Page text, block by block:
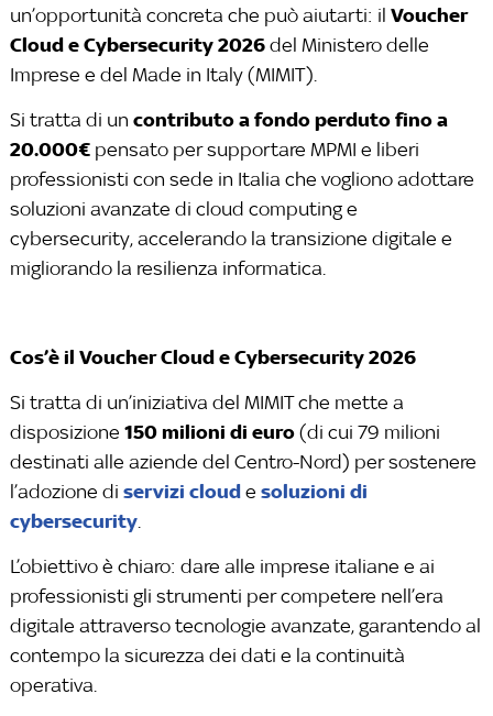
un’opportunità concreta che può aiutarti: il Voucher
Cloud e Cybersecurity 2026del Ministero delle
Imprese e del Made in Italy (MIMIT).
Si tratta di un contributo a fondo perduto fino a
20.000€pensato per supportare MPMI e liberi
professionisti con sede in Italia che vogliono adottare
soluzioni avanzate di cloud computing e
cybersecurity, accelerando la transizione digitale e
migliorando la resilienza informatica.
Cos’è il Voucher Cloud e Cybersecurity 2026
Si tratta di un’iniziativa del MIMIT che mette a
disposizione 150 milioni di euro(di cui 79 milioni
destinati alle aziende del Centro-Nord) per sostenere
l’adozione di servizi cloude soluzioni di
cybersecurity.
L’obiettivo è chiaro: dare alle imprese italiane e ai
professionisti gli strumenti per competere nell’era
digitale attraverso tecnologie avanzate, garantendo al
contempo la sicurezza dei dati e la continuità
operativa.